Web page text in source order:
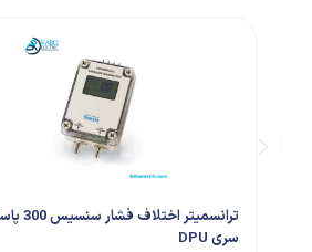
ترانسمیتر
سری DPU